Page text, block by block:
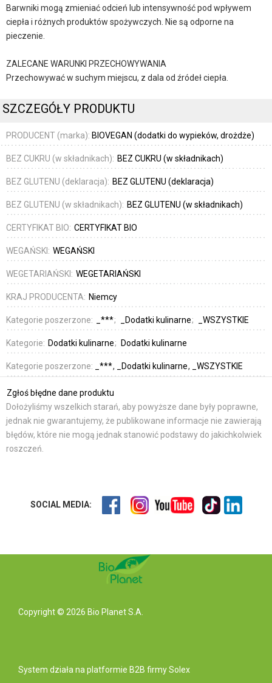
Barwniki mogą zmieniać odcień lub intensywność pod wpływem
ciepła i różnych produktów spożywczych. Nie są odporne na
pieczenie.
ZALECANE WARUNKI PRZECHOWYWANIA
Przechowywać w suchym miejscu, z dala od źródeł ciepła.
SZCZEGÓŁY PRODUKTU
PRODUCENT (marka): BIOVEGAN (dodatki do wypieków, drożdże)
BEZ CUKRU (w składnikach): BEZ CUKRU (w składnikach)
BEZ GLUTENU (deklaracja): BEZ GLUTENU (deklaracja)
BEZ GLUTENU (w składnikach): BEZ GLUTENU (w składnikach)
CERTYFIKAT BIO: CERTYFIKAT BIO
WEGAŃSKI: WEGAŃSKI
WEGETARIAŃSKI: WEGETARIAŃSKI
KRAJ PRODUCENTA: Niemcy
Kategorie poszerzone: _*** _Dodatki kulinarne _WSZYSTKIE
Kategorie: Dodatki kulinarne Dodatki kulinarne
Kategorie poszerzone: _*** _Dodatki kulinarne _WSZYSTKIE
Zgłoś błędne dane produktu
Dołożyliśmy wszelkich starań, aby powyższe dane były poprawne,
jednak nie gwarantujemy, że publikowane informacje nie zawierają
błędów, które nie mogą jednak stanowić podstawy do jakichkolwiek
roszczeń.
SOCIAL MEDIA:
Copyright © 2026 Bio Planet S.A.
System działa na platformie B2B firmy Solex